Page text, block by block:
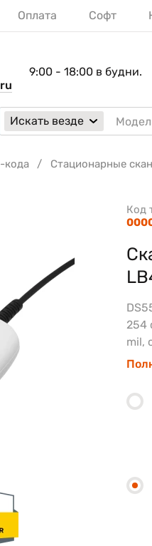
Оплата Софт
9:00 - 18:00 в будни.
Искать везде
кода Стационарные
Код
254
mil,